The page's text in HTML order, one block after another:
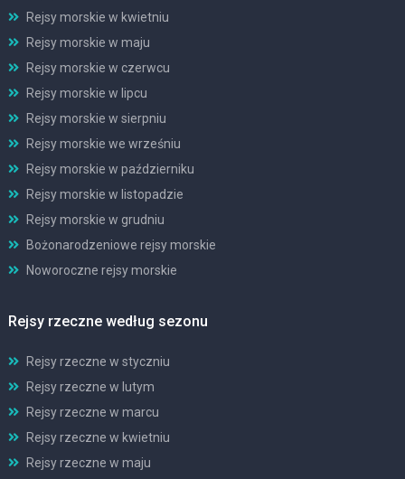
Rejsy morskie w kwietniu
Rejsy morskie w maju
Rejsy morskie w czerwcu
Rejsy morskie w lipcu
Rejsy morskie w sierpniu
Rejsy morskie we wrześniu
Rejsy morskie w październiku
Rejsy morskie w listopadzie
Rejsy morskie w grudniu
Bożonarodzeniowe rejsy morskie
Noworoczne rejsy morskie
Rejsy rzeczne według sezonu
Rejsy rzeczne w styczniu
Rejsy rzeczne w lutym
Rejsy rzeczne w marcu
Rejsy rzeczne w kwietniu
Rejsy rzeczne w maju